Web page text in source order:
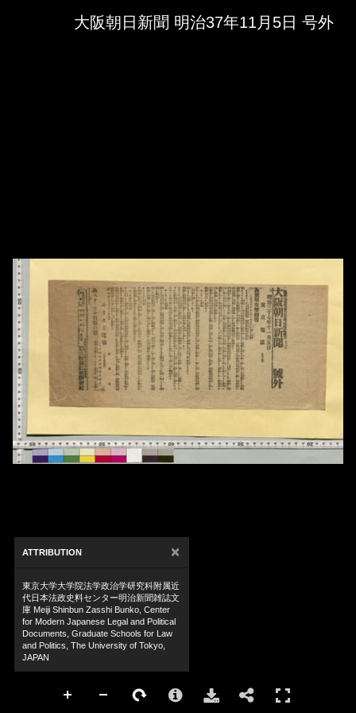
Media Viewer大阪朝日新聞 明治37年11月5日 号外
ATTRIBUTION ×
東京大学大学院法学政治学研究科附属近
代日本法政史料センター明治新聞雑誌文
庫 Meiji Shinbun Zasshi Bunko, Center
for Modern Japanese Legal and Political
Documents, Graduate Schools for Law
and Politics, The University of Tokyo,
JAPAN